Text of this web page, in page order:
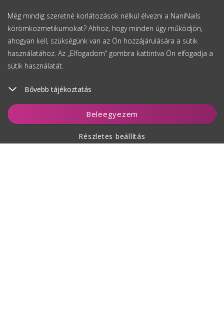
Még mindig szeretné korlátozások nélkül élvezni a NaniNails
körömkozmetikumokat? Ahhoz, hogy minden úgy működjön,
ahogyan kell, szükségünk van az Ön hozzájárulására a sütik
használatához. Az „Elfogadom” gombra kattintva Ön elfogadja a
sütik használatát.
Bővebb tájékoztatás
Beleegyezem
Részletes beállítás
Kosárhoz ad